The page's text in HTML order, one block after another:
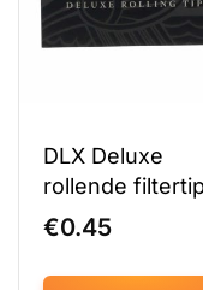
DLX Deluxe
rollende
€0.45